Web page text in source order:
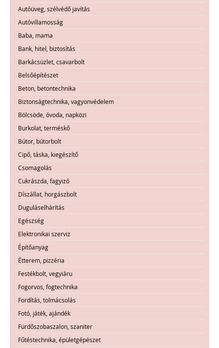
Autóüveg, szélvédő javítás
Autóvillamosság
Baba, mama
Bank, hitel, biztosítás
Barkácsüzlet, csavarbolt
Belsőépítészet
Beton, betontechnika
Biztonságtechnika, vagyonvédelem
Bölcsöde, óvoda, napközi
Burkolat, terméskő
Bútor, bútorbolt
Cipő, táska, kiegészítő
Csomagolás
Cukrászda, fagyizó
Díszállat, horgászbolt
Duguláselhárítás
Egészség
Elektronikai szerviz
Építőanyag
Étterem, pizzéria
Festékbolt, vegyiáru
Fogorvos, fogtechnika
Fordítás, tolmácsolás
Fotó, játék, ajándék
Fürdőszobaszalon, szaniter
Fűtéstechnika, épületgépészet